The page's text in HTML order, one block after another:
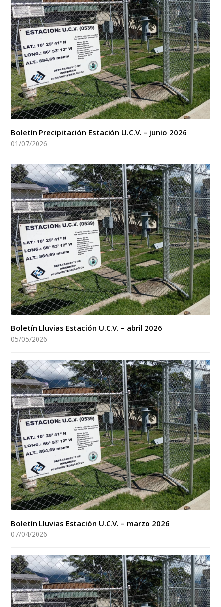
Boletín Precipitación Estación U.C.V. – junio 2026
01/07/2026
Boletín Lluvias Estación U.C.V. – abril 2026
05/05/2026
Boletín Lluvias Estación U.C.V. – marzo 2026
07/04/2026